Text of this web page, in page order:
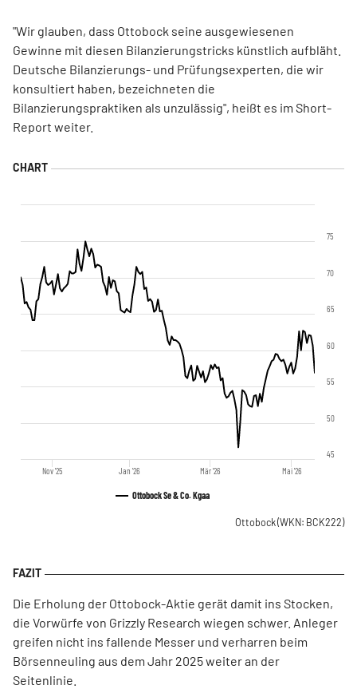
"Wir glauben, dass Ottobock seine ausgewiesenen
Gewinne mit diesen Bilanzierungstricks künstlich aufbläht.
Deutsche Bilanzierungs- und Prüfungsexperten, die wir
konsultiert haben, bezeichneten die
Bilanzierungspraktiken als unzulässig", heißt es im Short-
Report weiter.
Ottobock Se & Co. Kgaa
Nov '25 Jan '26 Mär '26 Mai '26
45
50
55
60
65
70
75
Ottobock(WKN: BCK222)
Die Erholung der Ottobock-Aktie gerät damit ins Stocken,
die Vorwürfe von Grizzly Research wiegen schwer. Anleger
greifen nicht ins fallende Messer und verharren beim
Börsenneuling aus dem Jahr 2025 weiter an der
Seitenlinie.